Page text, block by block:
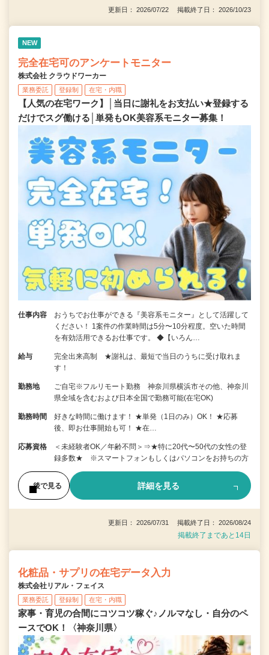
更新日： 2026/07/22 掲載終了日： 2026/10/23
NEW
完全在宅可のアンケートモニター
株式会社 クラウドワーカー
業務委託 登録制 在宅・内職
【人気の在宅ワーク】│当日に謝礼をお支払い★登録する
だけでスグ働ける│単発もOK美容系モニター募集！
仕事内容
おうちでお仕事ができる『美容系モニター』として活躍して
ください！ 1案件の作業時間は5分〜10分程度。空いた時間
を有効活用できるお仕事です。 ◆【いろん…
給与
完全出来高制 ★謝礼は、最短で当日のうちに受け取れま
す！
勤務地
ご自宅※フルリモート勤務 神奈川県横浜市その他、神奈川
県全域を含むおよび日本全国で勤務可能(在宅OK)
勤務時間
好きな時間に働けます！ ★単発（1日のみ）OK！ ★応募
後、即お仕事開始も可！ ★在…
応募資格
＜未経験者OK／年齢不問＞⇒★特に20代〜50代の女性の登
録多数★ ※スマートフォンもしくはパソコンをお持ちの方
後で見る 詳細を見る
更新日： 2026/07/31 掲載終了日： 2026/08/24
掲載終了まであと14日
化粧品・サプリの在宅データ入力
株式会社リアル・フェイス
業務委託 登録制 在宅・内職
家事・育児の合間にコツコツ稼ぐ♪ノルマなし・自分のペ
ースでOK！〈神奈川県〉